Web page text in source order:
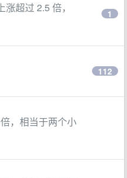
超过 2.5 倍，
1
112
，相当于两个小